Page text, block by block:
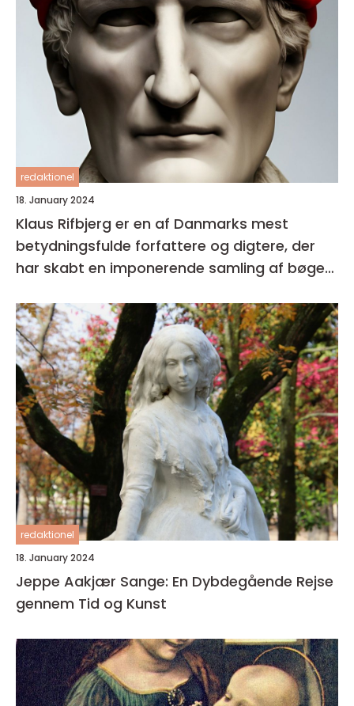
redaktionel
18. January 2024
Klaus Rifbjerg er en af Danmarks mest
betydningsfulde forfattere og digtere, der
har skabt en imponerende samling af bøger i
redaktionel
18. January 2024
Jeppe Aakjær Sange: En Dybdegående Rejse
gennem Tid og Kunst